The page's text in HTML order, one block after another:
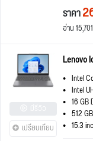
ราคา
อ่าน
เปรียบเทียบ
Lenovo
Intel
Intel
16 GB
512
15.3